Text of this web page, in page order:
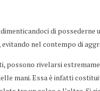
dimenticandoci di possederne
, evitando nel contempo di
possono rivelarsi
mani. Essa è infatti